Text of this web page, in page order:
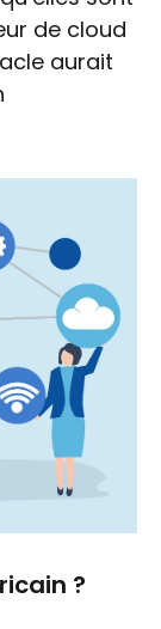
de cloud
aurait
?